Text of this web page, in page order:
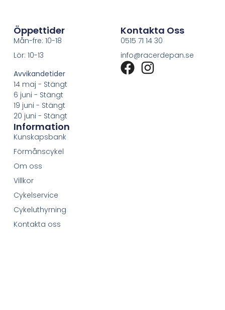
Öppettider
Mån-fre: 10-18
Lör: 10-13
Avvikandetider
14 maj - Stängt
6 juni - Stängt
19 juni - Stängt
20 juni - Stängt
Kontakta Oss
0515 71 14 30
info@racerdepan.se
Information
Kunskapsbank
Förmånscykel
Om oss
Villkor
Cykelservice
Cykeluthyrning
Kontakta oss